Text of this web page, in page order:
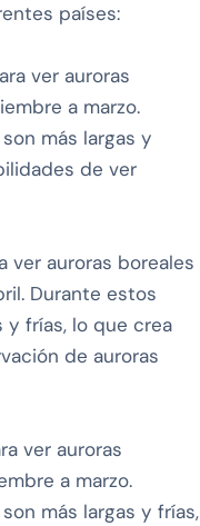
países:
ver auroras
a marzo.
más largas y
de ver
ver auroras boreales
Durante estos
y frías, lo que crea
de auroras
ver auroras
a marzo.
más largas y frías,